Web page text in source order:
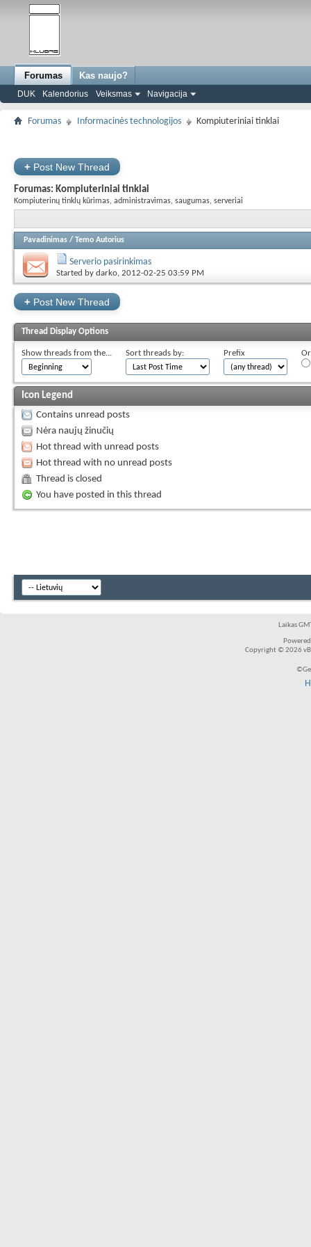
Forumas
DUK Kalendorius Veiksmas Navigacija
Kas naujo?
Forumas Informacinės technologijos Kompiuteriniai tinklai
+ Post New Thread
Forumas: Kompiuteriniai tinklai
Kompiuterinų tinklų kūrimas, administravimas, saugumas, serveriai
Pavadinimas / Temo Autorius
Serverio pasirinkimas
Started by darko, 2012-02-25 03:59 PM
+ Post New Thread
Thread Display Options
Show threads from the... Sort threads by: Prefix
Icon Legend
Contains unread posts
Nėra naujų žinučių
Hot thread with unread posts
Hot thread with no unread posts
Thread is closed
You have posted in this thread
Laikas
Copyright © 2026